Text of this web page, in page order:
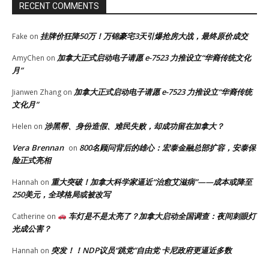
RECENT COMMENTS
Fake on 挂牌价狂降50万！万锦豪宅3天引爆抢房大战，最终原价成交
AmyChen on 加拿大正式启动电子请愿 e-7523 力推设立“华裔传统文化
月”
Jianwen Zhang on 加拿大正式启动电子请愿 e-7523 力推设立“华裔传统
文化月”
Helen on 涉黑帮、身份造假、难民失败，却成功留在加拿大？
Vera Brennan on 800名顾问背后的雄心：宏泰金融总部扩容，安泰保
险正式亮相
Hannah on 重大突破！加拿大科学家逼近“治愈艾滋病”——成本或降至
250美元，全球格局或被改写
Catherine on
车灯是不是太亮了？加拿大启动全国调查：夜间刺眼灯
光成公害？
Hannah on 突发！！NDP议员“跳党”自由党 卡尼政府更逼近多数